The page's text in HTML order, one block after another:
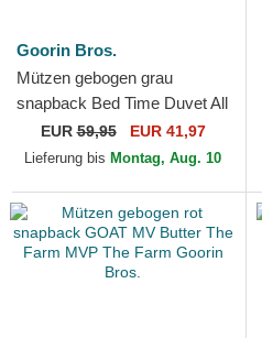
Goorin Bros.
Mützen gebogen grau
snapback Bed Time Duvet All
Det Happy Thoughts The
Farm Goorin Bros.
EUR59,95 EUR 41,97
Lieferung bis Montag, Aug. 10